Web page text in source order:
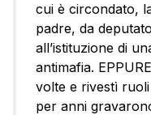
cui è circondato,
padre, da
all’istituzione di
antimafia.
volte e rivestì
per anni